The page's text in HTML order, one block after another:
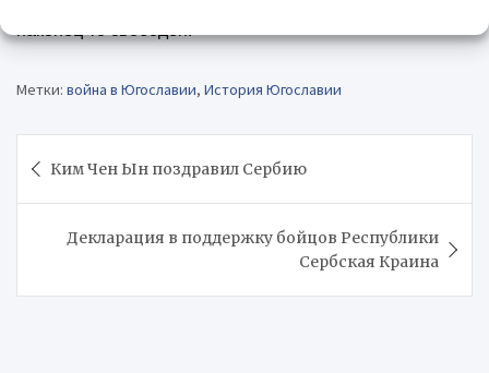
Метки: война в Югославии, История Югославии
по Ким Чен Ын поздравил Сербию
Декларация в поддержку бойцов Республики
Сербская Краина